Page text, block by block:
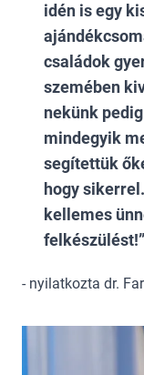
idén is egy
családok
szemében
nekünk
mindegyik
segítettük
hogy
kellemes
felkészülést!
- nyilatkozta dr.